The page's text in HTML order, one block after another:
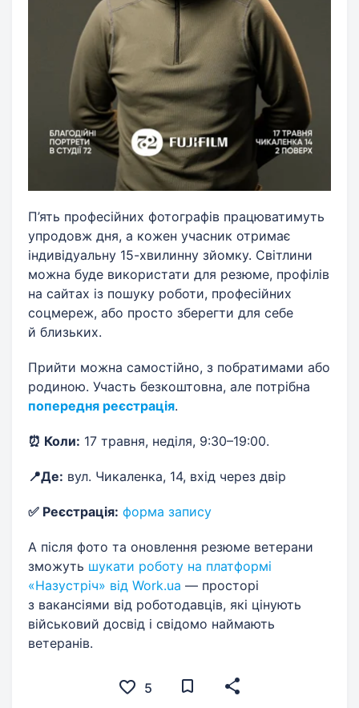
П’ять професійних фотографів працюватимуть
упродовж дня, а кожен учасник отримає
індивідуальну 15-хвилинну зйомку. Світлини
можна буде використати для резюме, профілів
на сайтах із пошуку роботи, професійних
соцмереж, або просто зберегти для себе
й близьких.
Прийти можна самостійно, з побратимами або
родиною. Участь безкоштовна, але потрібна
попередня реєстрація.
⏰ Коли: 17 травня, неділя, 9:30–19:00.
📍Де: вул. Чикаленка, 14, вхід через двір
✅ Реєстрація: форма запису
А після фото та оновлення резюме ветерани
зможуть шукати роботу на платформі
«Назустріч» від Work.ua — просторі
з вакансіями від роботодавців, які цінують
військовий досвід і свідомо наймають
ветеранів.
5